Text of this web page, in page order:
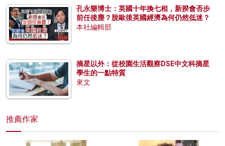
孔永樂博士：英國十年換七相，新揆會否步
前任後塵？脫歐後英國經濟為何仍然低迷？
本社編輯部
摘星以外：從校園生活觀察DSE中文科摘星
學生的一點特質
來文
推薦作家